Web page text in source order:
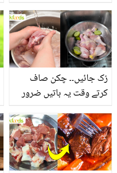
بنانے کے چند قدرتی طریقے
رُک جائیں۔۔ چکن صاف
کرتے وقت یہ باتیں ضرور